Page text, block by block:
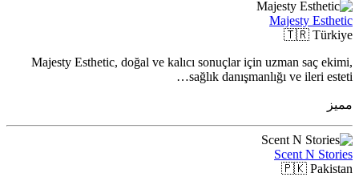
Majesty Esthetic
🇹🇷 Türkiye
Majesty Esthetic, doğal ve kalıcı sonuçlar için uzman saç ekimi,
sağlık danışmanlığı ve ileri esteti…
مميز
Scent N Stories
🇵🇰 Pakistan